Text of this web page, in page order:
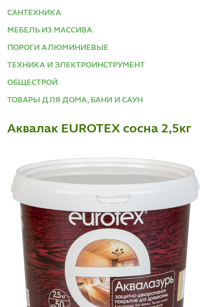
САНТЕХНИКА
МЕБЕЛЬ ИЗ МАССИВА
ПОРОГИ АЛЮМИНИЕВЫЕ
ТЕХНИКА И ЭЛЕКТРОИНСТРУМЕНТ
ОБЩЕСТРОЙ
ТОВАРЫ ДЛЯ ДОМА, БАНИ И САУН
Аквалак EUROTEX сосна 2,5кг